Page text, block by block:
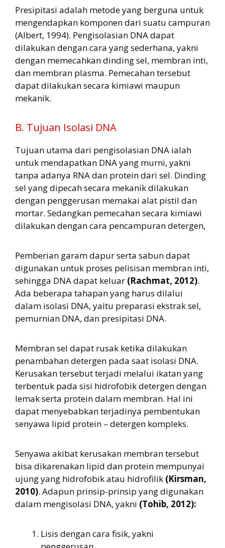
Presipitasi adalah metode yang berguna untuk
mengendapkan komponen dari suatu campuran
(Albert, 1994). Pengisolasian DNA dapat
dilakukan dengan cara yang sederhana, yakni
dengan memecahkan dinding sel, membran inti,
dan membran plasma. Pemecahan tersebut
dapat dilakukan secara kimiawi maupun
mekanik.
B. Tujuan Isolasi DNA
Tujuan utama dari pengisolasian DNA ialah
untuk mendapatkan DNA yang murni, yakni
tanpa adanya RNA dan protein dari sel. Dinding
sel yang dipecah secara mekanik dilakukan
dengan penggerusan memakai alat pistil dan
mortar. Sedangkan pemecahan secara kimiawi
dilakukan dengan cara pencampuran detergen,
Pemberian garam dapur serta sabun dapat
digunakan untuk proses pelisisan membran inti,
sehingga DNA dapat keluar (Rachmat, 2012).
Ada beberapa tahapan yang harus dilalui
dalam isolasi DNA, yaitu preparasi ekstrak sel,
pemurnian DNA, dan presipitasi DNA.
Membran sel dapat rusak ketika dilakukan
penambahan detergen pada saat isolasi DNA.
Kerusakan tersebut terjadi melalui ikatan yang
terbentuk pada sisi hidrofobik detergen dengan
lemak serta protein dalam membran. Hal ini
dapat menyebabkan terjadinya pembentukan
senyawa lipid protein – detergen kompleks.
Senyawa akibat kerusakan membran tersebut
bisa dikarenakan lipid dan protein mempunyai
ujung yang hidrofobik atau hidrofilik (Kirsman,
2010). Adapun prinsip-prinsip yang digunakan
dalam mengisolasi DNA, yakni (Tohib, 2012):
Lisis dengan cara fisik, yakni